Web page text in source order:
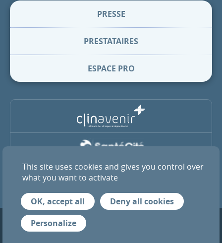
PRESSE
PRESTATAIRES
ESPACE PRO
La Clinique Pasteur est membre du groupe coopératif SantéCité
et de l’alliance ClinAvenir
© 2026 Tous droits réservés — Clinique Pasteur de Toulouse
Mentions légales
This site uses cookies and gives you control over
what you want to activate
OK, accept all
Deny all cookies
Personalize